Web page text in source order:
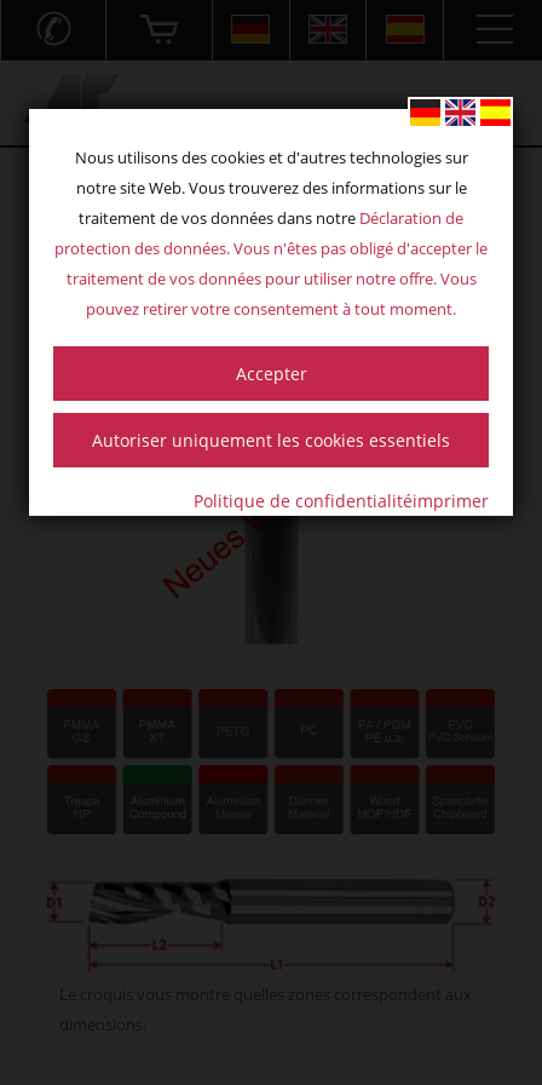
✆
Nous utilisons des cookies et d'autres technologies sur
notre site Web. Vous trouverez des informations sur le
traitement de vos données dans notre Déclaration de
protection des données. Vous n'êtes pas obligé d'accepter le
traitement de vos données pour utiliser notre offre. Vous
pouvez retirer votre consentement à tout moment.
Accepter
Autoriser uniquement les cookies essentiels
Politique de confidentialitéimprimer